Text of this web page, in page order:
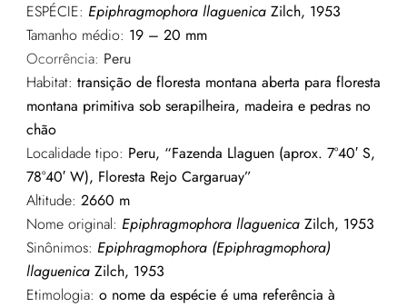
ESPÉCIE: Epiphragmophora llaguenicaZilch, 1953
Tamanho médio: 19 – 20 mm
Ocorrência: Peru
Habitat: transição de floresta montana aberta para floresta
montana primitiva sob serapilheira, madeira e pedras no
chão
Localidade tipo: Peru, “Fazenda Llaguen (aprox. 7°40′ S,
78°40′ W), Floresta Rejo Cargaruay”
Altitude: 2660 m
Nome original: Epiphragmophora llaguenicaZilch, 1953
Sinônimos: Epiphragmophora (Epiphragmophora)
llaguenicaZilch, 1953
Etimologia: o nome da espécie é uma referência à